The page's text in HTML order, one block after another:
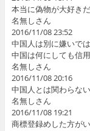
本当に偽物が大好き
名無しさん
2016/11/08 23:52
中国人は別に嫌いで
中国は何にしても信用
名無しさん
2016/11/08 20:16
中国人とは関わらな
名無しさん
2016/11/08 19:21
商標登録めした方が